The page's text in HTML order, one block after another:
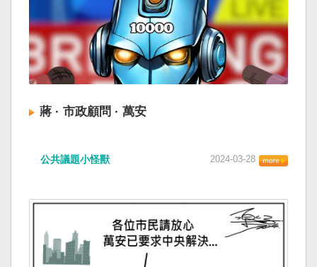
蔣 · 市政顧問 · 萬安
公共議題小怪獸 2024-03-28